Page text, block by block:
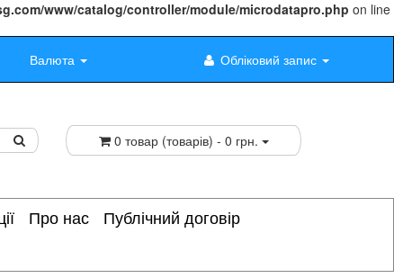
www/catalog/controller/module/microdatapro.php on line
Валюта Обліковий запис
0 товар (товарів) - 0 грн.
Про нас
Публічний договір